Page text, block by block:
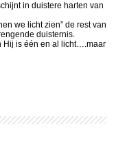
in duistere harten van
we licht zien” de rest van
duisternis.
Hij is één en al licht….maar